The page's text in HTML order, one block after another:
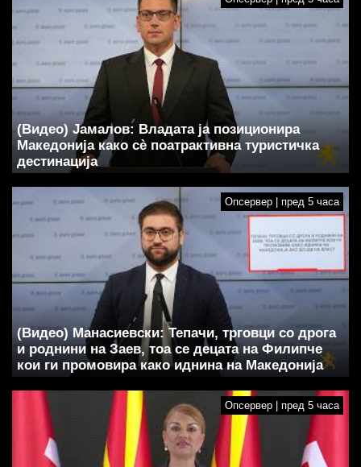
(Видео) Јамалов: Владата ја позиционира
Македонија како сè поатрактивна туристичка
дестинација
Опсервер | пред 5 часа
(Видео) Манасиевски: Тепачи, трговци со дрога
и роднини на Заев, тоа се децата на Филипче
кои ги промoвира како иднина на Македонија
Опсервер | пред 5 часа